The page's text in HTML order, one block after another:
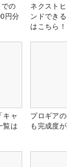
の
円分
ネクスト
ンドでき
はこちら！
キャ
覧は
プロギア
も完成度